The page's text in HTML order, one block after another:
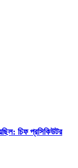
চিফ প্রসিকিউটর